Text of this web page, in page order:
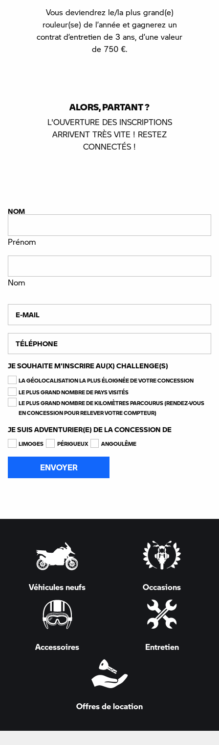
Vous deviendrez le/la plus grand(e)
rouleur(se) de l’année et gagnerez un
contrat d’entretien de 3 ans, d’une valeur
de 750 €.
ALORS, PARTANT ?
L'OUVERTURE DES INSCRIPTIONS
ARRIVENT TRÈS VITE ! RESTEZ
CONNECTÉS !
NOM
Prénom
Nom
E-MAIL
TÉLÉPHONE
JE SOUHAITE M'INSCRIRE AU(X) CHALLENGE(S)
LA GÉOLOCALISATION LA PLUS ÉLOIGNÉE DE VOTRE CONCESSION
LE PLUS GRAND NOMBRE DE PAYS VISITÉS
LE PLUS GRAND NOMBRE DE KILOMÈTRES PARCOURUS (RENDEZ-VOUS
EN CONCESSION POUR RELEVER VOTRE COMPTEUR)
JE SUIS ADVENTURIER(E) DE LA CONCESSION DE
LIMOGES PÉRIGUEUX ANGOULÊME
ENVOYER
Véhicules neufs Occasions
Accessoires Entretien
Offres de location